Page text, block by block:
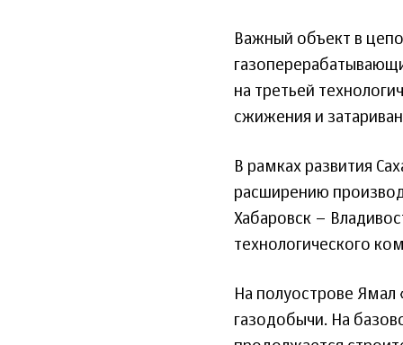
Важный объект в
на третьей
сжижения и
В рамках развития
расширению
Хабаровск –
технологического
На полуострове Ямал
газодобычи. На